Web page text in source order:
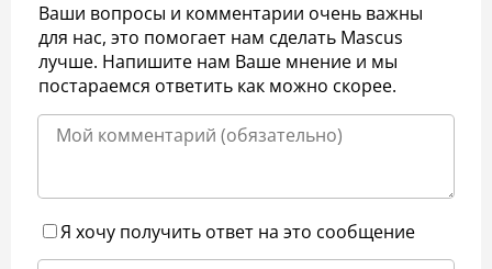
Ваши вопросы и комментарии очень важны
для нас, это помогает нам сделать Mascus
лучше. Напишите нам Ваше мнение и мы
постараемся ответить как можно скорее.
Я хочу получить ответ на это сообщение